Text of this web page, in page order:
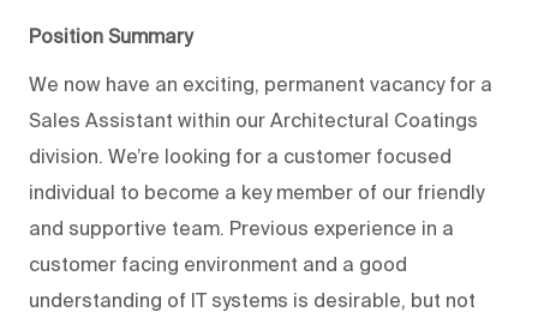
Position Summary
We now have an exciting, permanent vacancy for a
Sales Assistant within our Architectural Coatings
division. We’re looking for a customer focused
individual to become a key member of our friendly
and supportive team. Previous experience in a
customer facing environment and a good
understanding of IT systems is desirable, but not